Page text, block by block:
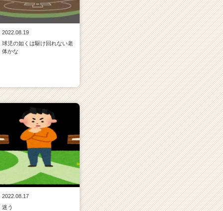
2022.08.19
球児の如くは駆け回れない老
体かな
2022.08.17
迷う